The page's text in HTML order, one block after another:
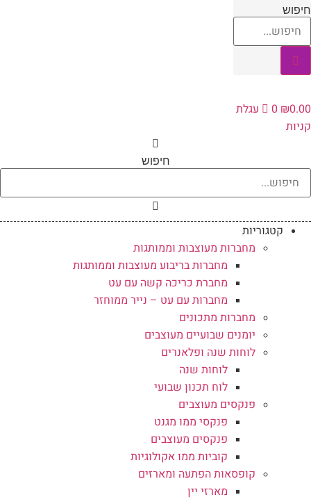
דלג
לתוכן
חיפוש
₪0.00
0
עגלת
קניות
חיפוש
קטגוריות
מחברות מעוצבות וממותגות
מחברות בריבוע מעוצבות וממותגות
מחברת כריכה קשה עם עט
מחברות עם עט – נייר ממוחזר
מחברות מתכונים
יומנים שבועיים מעוצבים
לוחות שנה ופלאנרים
לוחות שנה
לוח תכנון שבועי
פנקסים מעוצבים
פנקסי ממו מגנט
פנקסים מעוצבים
קוביות ממו אקולוגיות
קופסאות הפתעה ומארזים
מארזי יין